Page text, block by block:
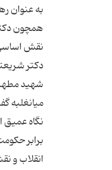
به عنوان
همچون
دکتر
شهید
میانغلبه
نگاه عمیق
برابر